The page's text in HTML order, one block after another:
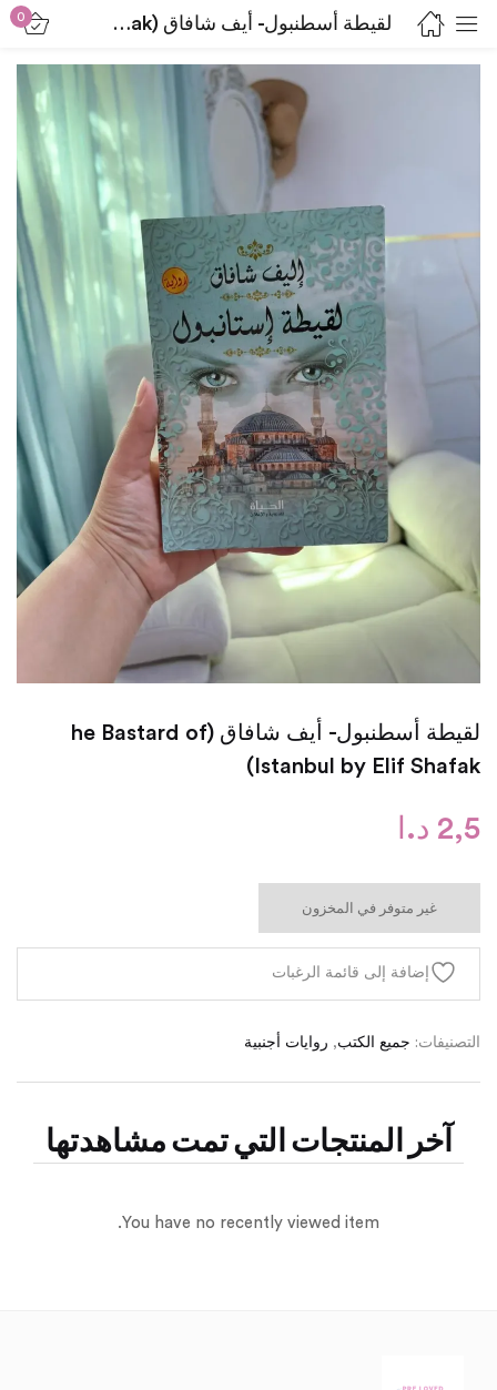
لقيطة أسطنبول- أيف شافاق (he Bastard of Istanbul by Elif Shafak) 0
لقيطة أسطنبول- أيف شافاق (he Bastard of
Istanbul by Elif Shafak)
2,5 د.ا
غير متوفر في المخزون
إضافة إلى قائمة الرغبات
التصنيفات: جميع الكتب, روايات أجنبية
آخر المنتجات التي تمت مشاهدتها
You have no recently viewed item.
Sign in
Remember me
Lost password?
Log in
Create an account